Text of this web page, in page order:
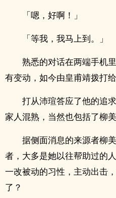
「嗯，好啊！」
「等我，我马上到。」
熟悉的对话在两端手机
有变动，如今由皇甫靖拨打
打从沛瑄答应了他的追
家人混熟，当然也包括了柳美
据侧面消息的来源者柳
者，大多是她以往帮助过的
一改被动的习性，主动出击
了？